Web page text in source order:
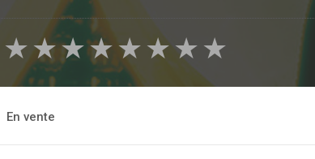
★
★
★
★
★
★
★
★
En vente